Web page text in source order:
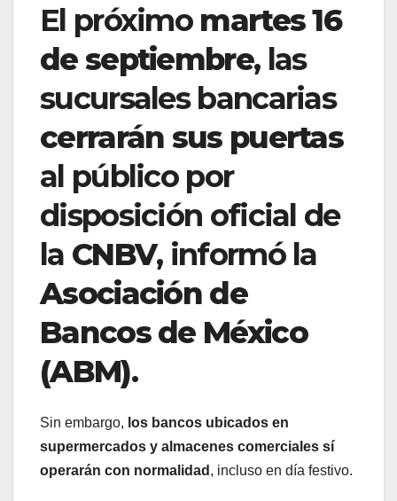
El próximo martes 16
de septiembre, las
sucursales bancarias
cerrarán sus puertas
al público por
disposición oficial de
la CNBV, informó la
Asociación de
Bancos de México
(ABM).
Sin embargo, los bancos ubicados en
supermercados y almacenes comerciales sí
operarán con normalidad , incluso en día festivo.